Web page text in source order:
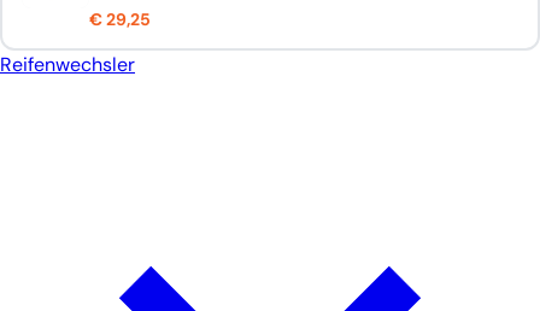
€ 29,25
Reifenwechsler